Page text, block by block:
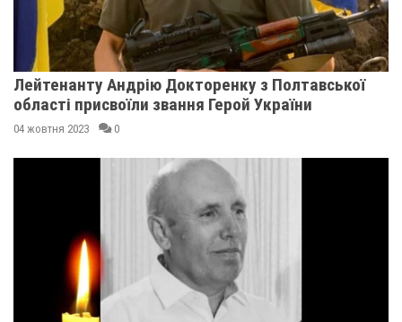
Лейтенанту Андрію Докторенку з Полтавської
області присвоїли звання Герой України
04 жовтня 2023 0